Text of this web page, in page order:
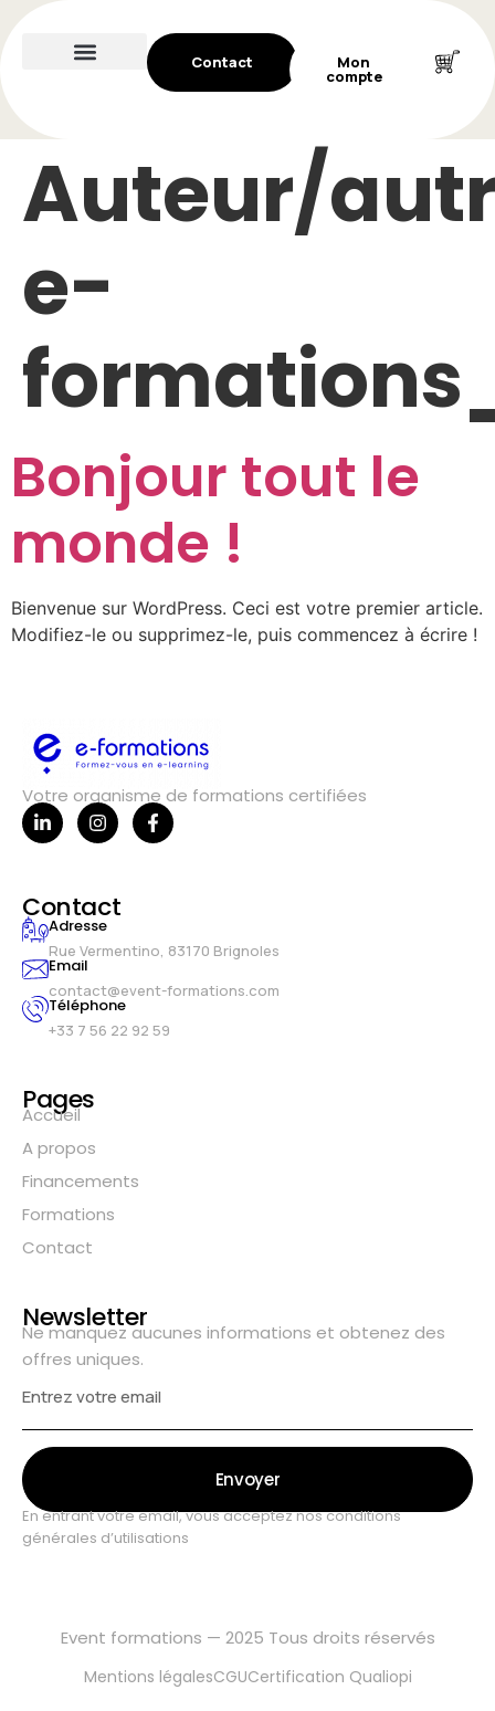
Contact Mon
compte
Auteur/
e-
Bonjour tout le
monde !
Bienvenue sur WordPress. Ceci est votre premier article.
Modifiez-le ou supprimez-le, puis commencez à écrire !
Votre organisme de formations certifiées
Contact
Adresse
Rue Vermentino, 83170 Brignoles
Email
contact@event-formations.com
Téléphone
+33 7 56 22 92 59
Pages
Accueil
A propos
Financements
Formations
Contact
Newsletter
Ne manquez aucunes informations et obtenez des
offres uniques.
Envoyer
En entrant votre email, vous acceptez nos conditions
générales d’utilisations
Event formations — 2025 Tous droits réservés
Mentions légalesCGUCertification Qualiopi